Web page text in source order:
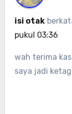
isi otak
pukul 03:36
wah terima
saya jadi